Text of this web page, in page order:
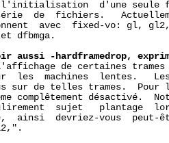
d'une seule
de  fichiers.
avec  fixed-vo: gl,
dfbmga.
aussi -hardframedrop,
de certaines
les  machines  lentes.
sur de telles trames.  Pour
complêtement désactivé.
sujet   plantage
ainsi  devriez-vous  peut-